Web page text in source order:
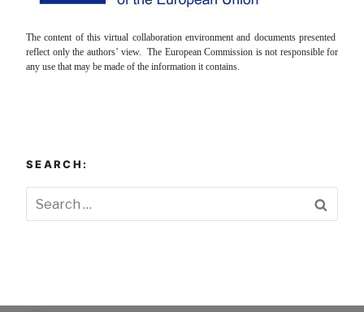
The content of this virtual collaboration environment and documents presented
reflect only the authors’ view. The European Commission is not responsible for
any use that may be made of the information it contains.
SEARCH: